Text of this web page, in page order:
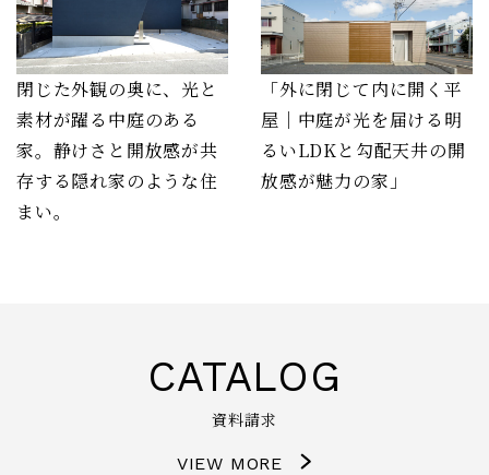
閉じた外観の奥に、光と
素材が躍る中庭のある
家。静けさと開放感が共
存する隠れ家のような住
まい。
「外に閉じて内に開く平
屋｜中庭が光を届ける明
るいLDKと勾配天井の開
放感が魅力の家」
CATALOG
資料請求
VIEW MORE